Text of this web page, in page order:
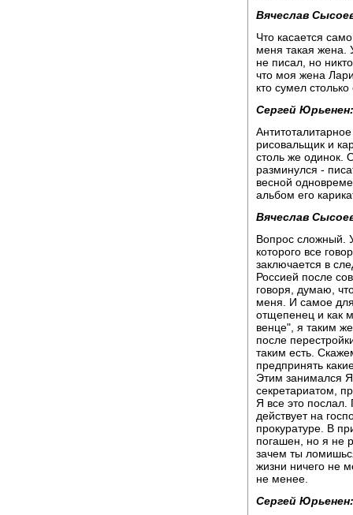
Вячеслав
Что касается
меня такая жена.
не писал, но
что моя жена
кто сумел
Сергей Юрьенен:
рисовальщик и
столь же одинок.
разминулся -
весной
альбом его
Вячеслав
Вопрос сложный.
которого все
заключается в
Россией после
говоря, думаю,
меня. И самое
отщепенец и как
венце", я таким
после
таким есть.
предпринять
Этим занимался
секретариатом,
Я все это
действует на
прокуратуре. В
погашен, но я не
зачем ты
жизни ничего не
не менее.
Сергей Юрьенен: